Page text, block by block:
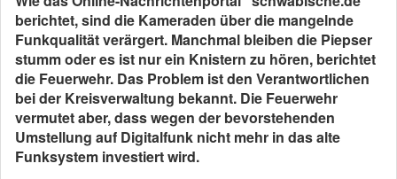
berichtet, sind die Kameraden über die mangelnde
Funkqualität verärgert. Manchmal bleiben die Piepser
stumm oder es ist nur ein Knistern zu hören, berichtet
die Feuerwehr. Das Problem ist den Verantwortlichen
bei der Kreisverwaltung bekannt. Die Feuerwehr
vermutet aber, dass wegen der bevorstehenden
Umstellung auf Digitalfunk nicht mehr in das alte
Funksystem investiert wird.